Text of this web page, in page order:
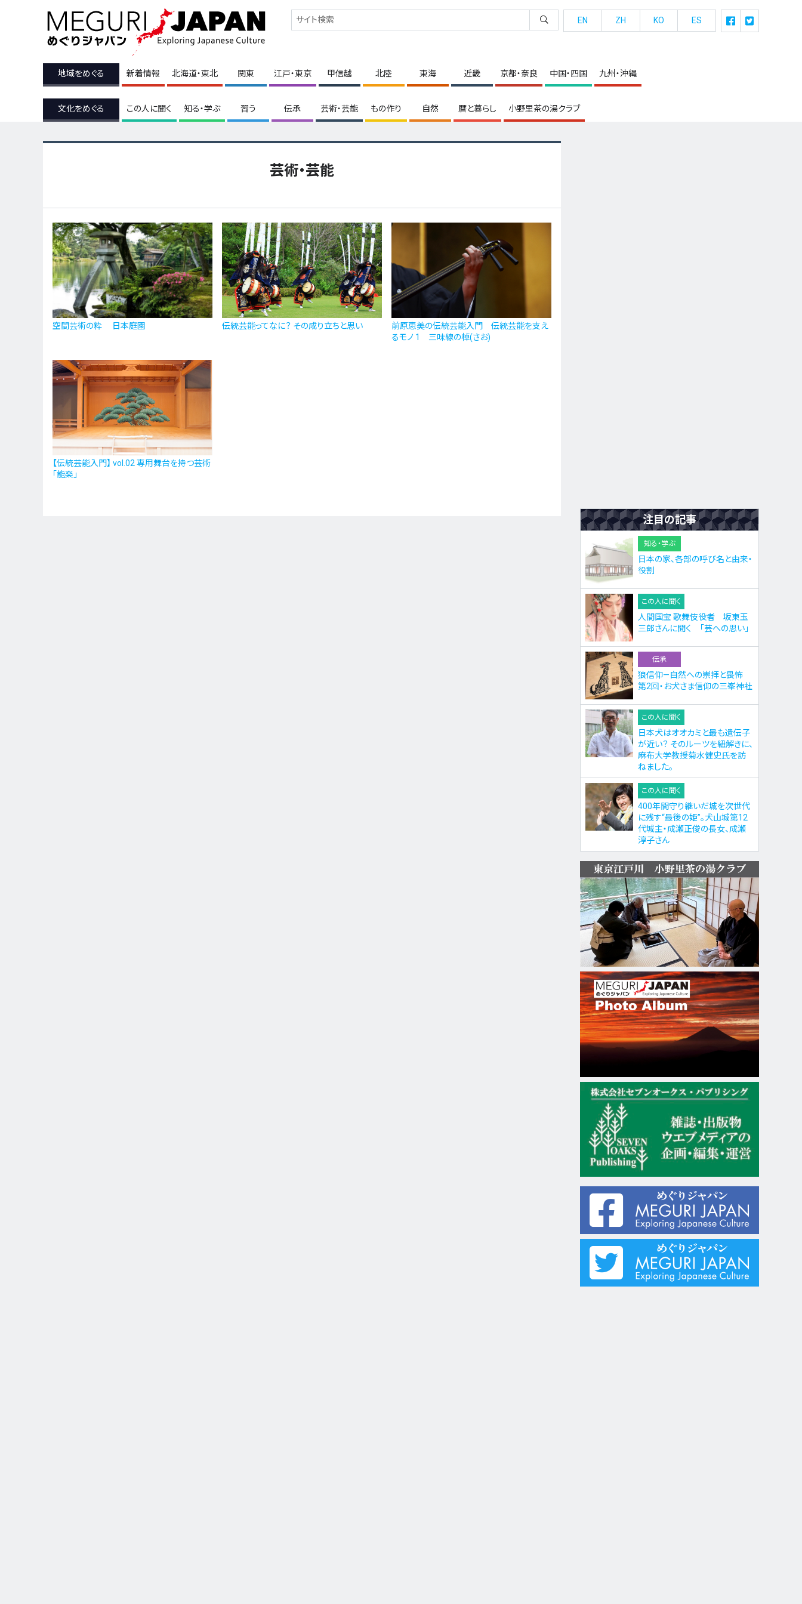
地域をめぐる 新着情報 北海道・東北 関東 江戸・東京 甲信越 北陸 東海 近畿 京都・奈良 中国・四国 九州・沖縄
文化をめぐる この人に聞く 知る・学ぶ 習う 伝承 芸術・芸能 もの作り 自然 暦と暮らし 小野里茶の湯クラブ
EN ZH KO ES
芸術・芸能
空間芸術の粋 日本庭園 伝統芸能ってなに？ その成り立ちと思い
前原恵美の伝統芸能入門 伝統芸能を支え
るモノ 1 三味線の棹(さお)
【伝統芸能入門】 vol.02 専用舞台を持つ芸術
「能楽」
注目の記事
知る・学ぶ
日本の家、各部の呼び名と由来・
役割
この人に聞く
人間国宝 歌舞伎役者 坂東玉
三郎さんに聞く 「芸への思い」
伝承
狼信仰—自然への崇拝と畏怖
第2回・お犬さま信仰の三峯神社
この人に聞く
日本犬はオオカミと最も遺伝子
が近い？ そのルーツを紐解きに、
麻布大学教授菊水健史氏を訪
ねました。
この人に聞く
400年間守り継いだ城を次世代
に残す“最後の姫”。犬山城第12
代城主・成瀬正俊の長女、成瀬
淳子さん